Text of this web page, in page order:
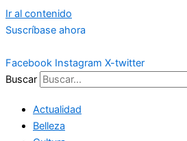
Ir al contenido
Suscríbase ahora
Facebook Instagram X-twitter
Buscar
Actualidad
Belleza